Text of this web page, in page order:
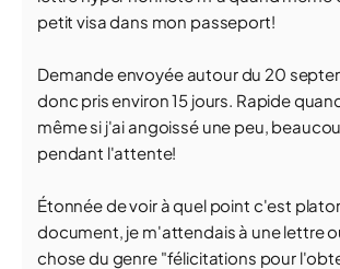
petit visa dans mon passeport!
Demande envoyée autour du 20
donc pris environ 15 jours. Rapide
même si j'ai angoissé une peu,
pendant l'attente!
Étonnée de voir à quel point c'est
document, je m'attendais à une lettre
chose du genre "félicitations pour